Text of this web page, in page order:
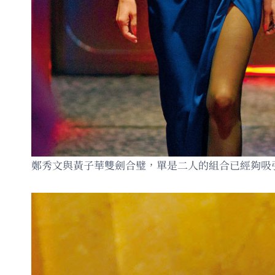
鄭秀文與黃子華雙劍合璧，單是二人的組合已經夠吸